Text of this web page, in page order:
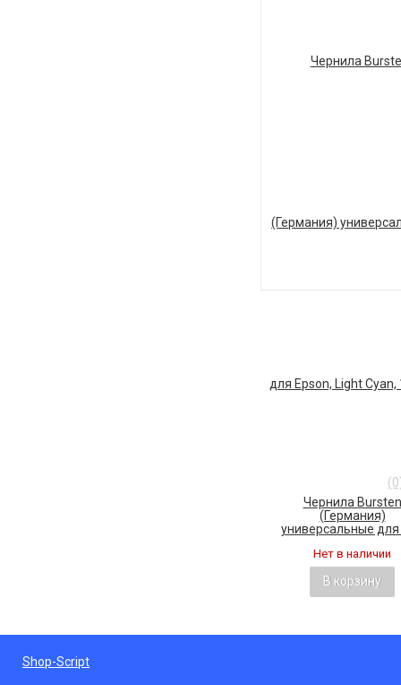
Чернила Bursten
(Германия)
универсальные для
Нет в наличии
В корзину
Shop-Script